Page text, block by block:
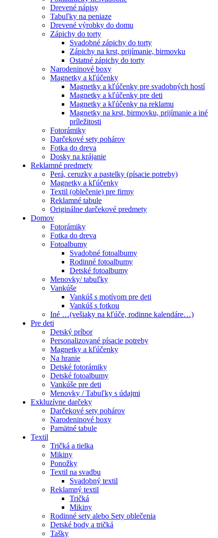
Drevené nápisy
Tabuľky na peniaze
Drevené výrobky do domu
Zápichy do torty
Svadobné zápichy do torty
Zápichy na krst, prijímanie, birmovku
Ostatné zápichy do torty
Narodeninové boxy
Magnetky a kľúčenky
Magnetky a kľúčenky pre svadobných hostí
Magnetky a kľúčenky pre deti
Magnetky a kľúčenky na reklamu
Magnetky na krst, birmovku, prijímanie a iné
príležitosti
Fotorámiky
Darčekové sety pohárov
Fotka do dreva
Dosky na krájanie
Reklamné predmety
Perá, ceruzky a pastelky (písacie potreby)
Magnetky a kľúčenky
Textil (oblečenie) pre firmy
Reklamné tabule
Originálne darčekové predmety
Domov
Fotorámiky
Fotka do dreva
Fotoalbumy
Svadobné fotoalbumy
Rodinné fotoalbumy
Detské fotoalbumy
Menovky/ tabuľky
Vankúše
Vankúš s motívom pre deti
Vankúš s fotkou
Iné …(vešiaky na kľúče, rodinne kalendáre…)
Pre deti
Detský príbor
Personalizované písacie potreby
Magnetky a kľúčenky
Na hranie
Detské fotorámiky
Detské fotoalbumy
Vankúše pre deti
Menovky / Tabuľky s údajmi
Exkluzívne darčeky
Darčekové sety pohárov
Narodeninové boxy
Pamätné tabule
Textil
Tričká a tielka
Mikiny
Ponožky
Textil na svadbu
Svadobný textil
Reklamný textil
Tričká
Mikiny
Rodinné sety alebo Sety oblečenia
Detské body a tričká
Tašky